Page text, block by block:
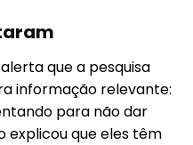
que a pesquisa
informação relevante:
para não dar
explicou que eles têm